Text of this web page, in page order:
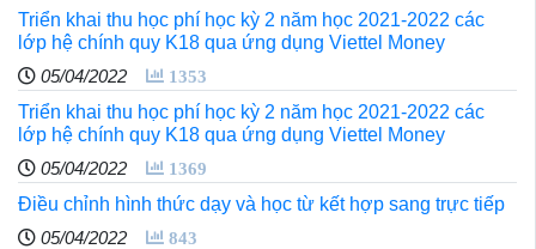
Triển khai thu học phí học kỳ 2 năm học 2021-2022 các
lớp hệ chính quy K18 qua ứng dụng Viettel Money
05/04/2022
1353
Triển khai thu học phí học kỳ 2 năm học 2021-2022 các
lớp hệ chính quy K18 qua ứng dụng Viettel Money
05/04/2022
1369
Điều chỉnh hình thức dạy và học từ kết hợp sang trực tiếp
05/04/2022
843